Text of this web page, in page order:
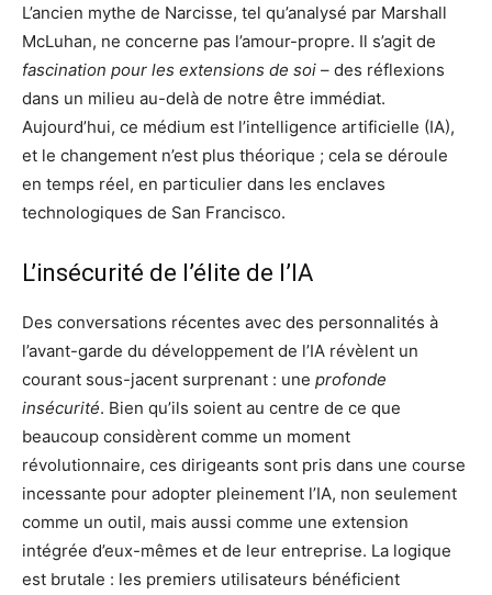
L’ancien mythe de Narcisse, tel qu’analysé par Marshall
McLuhan, ne concerne pas l’amour-propre. Il s’agit de
fascination pour les extensions de soi – des réflexions
dans un milieu au-delà de notre être immédiat.
Aujourd’hui, ce médium est l’intelligence artificielle (IA),
et le changement n’est plus théorique ; cela se déroule
en temps réel, en particulier dans les enclaves
technologiques de San Francisco.
L’insécurité de l’élite de l’IA
Des conversations récentes avec des personnalités à
l’avant-garde du développement de l’IA révèlent un
courant sous-jacent surprenant : une profonde
insécurité. Bien qu’ils soient au centre de ce que
beaucoup considèrent comme un moment
révolutionnaire, ces dirigeants sont pris dans une course
incessante pour adopter pleinement l’IA, non seulement
comme un outil, mais aussi comme une extension
intégrée d’eux-mêmes et de leur entreprise. La logique
est brutale : les premiers utilisateurs bénéficient